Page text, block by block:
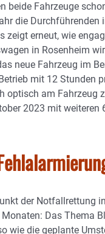
beide Fahrzeuge
die Durchführenden
zeigt erneut, wie
in Rosenheim
neue Fahrzeug im
mit 12 Stunden
optisch am Fahrzeug
2023 mit
der Notfallrettung
Das Thema
wie die geplante